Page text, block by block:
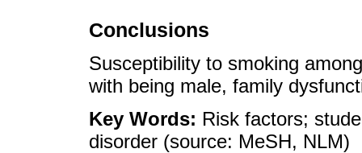
Conclusions
Susceptibility to smoking
with being male, family
Key Words: Risk factors;
disorder (source: MeSH, NLM)